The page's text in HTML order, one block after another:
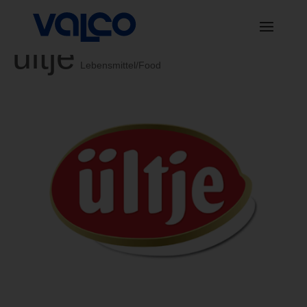
ültje Lebensmittel/Food